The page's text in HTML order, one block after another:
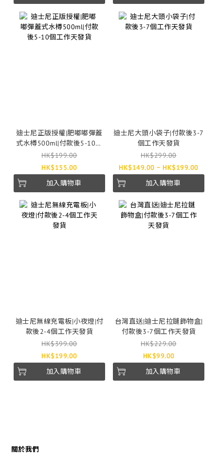
迪士尼正版授權|肥嘟嘟彈蓋
式水樽500ml|付款後5-10個
工作天發貨
HK$199.00
HK$155.00
加入購物車
迪士尼大頭小袋子|付款後3-7
個工作天發貨
HK$299.00
HK$149.00 ~ HK$199.00
加入購物車
迪士尼無線充電板|小夜燈|付
款後2-4個工作天發貨
HK$399.00
HK$199.00
加入購物車
台灣直送|迪士尼拉鏈飾物盒|
付款後3-7個工作天發貨
HK$229.00
HK$99.00
加入購物車
關於我們